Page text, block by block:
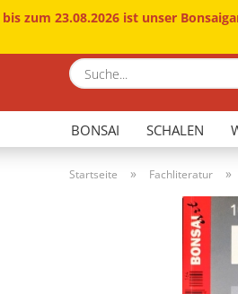
bis zum 23.08.2026 ist unser
BONSAI SCHALEN
Startseite » Fachliteratur »